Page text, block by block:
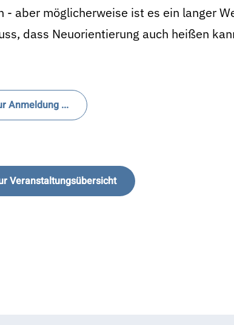
- aber möglicherweise ist es ein langer
dass Neuorientierung auch heißen
Anmeldung ...
Veranstaltungsübersicht